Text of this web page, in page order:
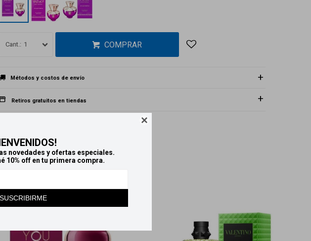

novedades y ofertas especiales.
10% off en tu primera compra.
SUSCRIBIRME
1 COMPRAR
Métodos y costos de envío
Retiros gratuitos en tiendas